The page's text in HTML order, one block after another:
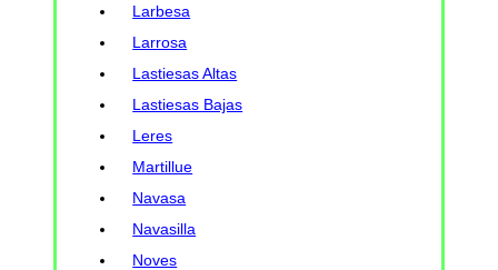
Larbesa
Larrosa
Lastiesas Altas
Lastiesas Bajas
Leres
Martillue
Navasa
Navasilla
Noves